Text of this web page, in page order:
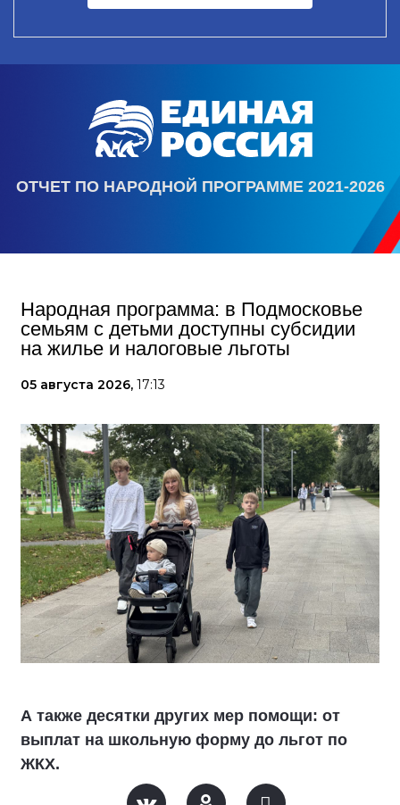
ОТЧЕТ ПО НАРОДНОЙ ПРОГРАММЕ 2021-2026
Народная программа: в Подмосковье
семьям с детьми доступны субсидии
на жилье и налоговые льготы
05 августа 2026, 17:13
А также десятки других мер помощи: от
выплат на школьную форму до льгот по
ЖКХ.